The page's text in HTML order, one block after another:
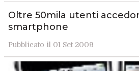
Oltre 50mila utenti
smartphone
Pubblicato il 01 Set 2009